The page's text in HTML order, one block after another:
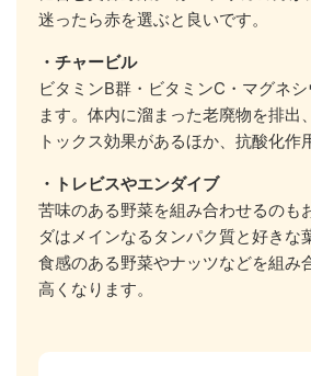
迷ったら赤を選ぶと良いです。
・チャービル
ビタミンB群・ビタミンC・マグネ
ます。体内に溜まった老廃物を排出
トックス効果があるほか、抗酸化作
・トレビスやエンダイブ
苦味のある野菜を組み合わせるのも
ダはメインなるタンパク質と好きな
食感のある野菜やナッツなどを組み
高くなります。